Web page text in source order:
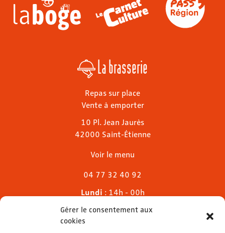
Gérer le consentement aux
cookies
La brasserie
Repas sur place
Vente à emporter
10 Pl. Jean Jaurès
42000 Saint-Étienne
Voir le menu
04 77 32 40 92
Lundi : 14h - 00h
Mardi & mercredi
Jeudi